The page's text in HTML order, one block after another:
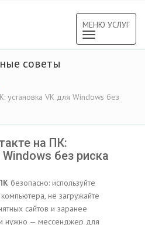
МЕНЮ УСЛУГ
navigation
советы
установка VK для Windows без
на ПК:
без риска
безопасно: используйте
не загружайте
сайтов и заранее
нужно — мессенджер для